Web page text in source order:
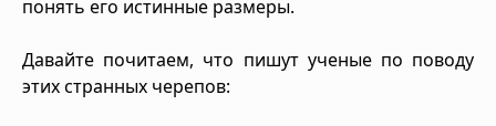
понять его истинные размеры.
Давайте почитаем, что пишут ученые по поводу
этих странных черепов: